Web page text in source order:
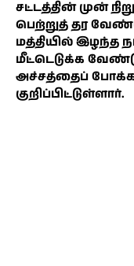
சட்டத்தின் முன்
பெற்றுத் தர
மத்தியில் இழந்த
மீட்டெடுக்க
அச்சத்தைப்
குறிப்பிட்டுள்ளார்.